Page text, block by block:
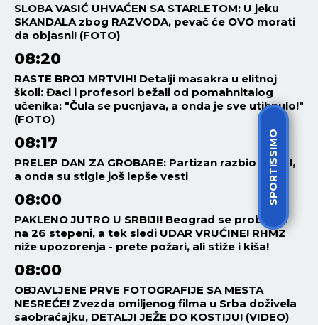
SPORTISSIMO
SLOBA VASIĆ UHVAĆEN SA STARLETOM: U jeku
SKANDALA zbog RAZVODA, pevač će OVO morati
da objasni! (FOTO)
08:20
RASTE BROJ MRTVIH! Detalji masakra u elitnoj
školi: Đaci i profesori bežali od pomahnitalog
učenika: "Čula se pucnjava, a onda je sve utihnulo!"
(FOTO)
08:17
PRELEP DAN ZA GROBARE: Partizan razbio Tobol,
a onda su stigle još lepše vesti
08:00
PAKLENO JUTRO U SRBIJI! Beograd se probudio
na 26 stepeni, a tek sledi UDAR VRUĆINE! RHMZ
niže upozorenja - prete požari, ali stiže i kiša!
08:00
OBJAVLJENE PRVE FOTOGRAFIJE SA MESTA
NESREĆE! Zvezda omiljenog filma u Srba doživela
saobraćajku, DETALJI JEŽE DO KOSTIJU! (VIDEO)